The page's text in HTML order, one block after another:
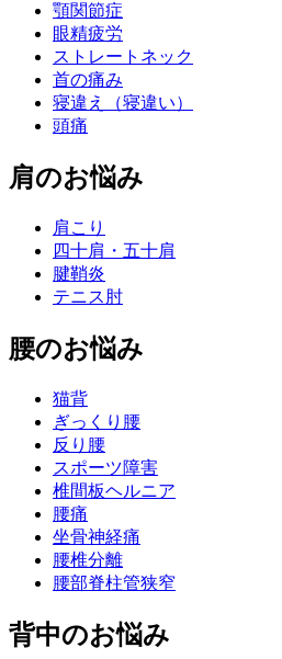
顎関節症
眼精疲労
ストレートネック
首の痛み
寝違え（寝違い）
頭痛
肩のお悩み
肩こり
四十肩・五十肩
腱鞘炎
テニス肘
腰のお悩み
猫背
ぎっくり腰
反り腰
スポーツ障害
椎間板ヘルニア
腰痛
坐骨神経痛
腰椎分離
腰部脊柱管狭窄
背中のお悩み